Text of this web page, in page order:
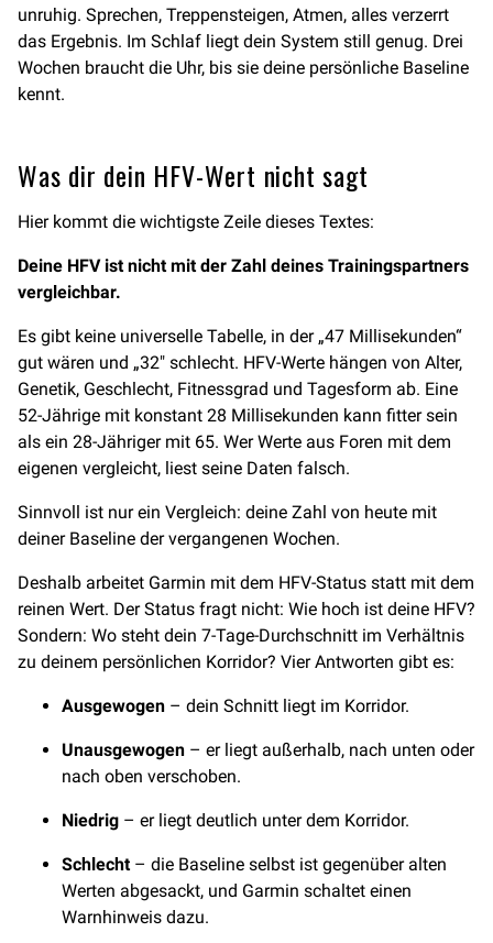
unruhig. Sprechen, Treppensteigen, Atmen, alles verzerrt
das Ergebnis. Im Schlaf liegt dein System still genug. Drei
Wochen braucht die Uhr, bis sie deine persönliche Baseline
kennt.
Was dir dein HFV-Wert nicht sagt
Hier kommt die wichtigste Zeile dieses Textes:
Deine HFV ist nicht mit der Zahl deines Trainingspartners
vergleichbar.
Es gibt keine universelle Tabelle, in der „47 Millisekunden“
gut wären und „32″ schlecht. HFV-Werte hängen von Alter,
Genetik, Geschlecht, Fitnessgrad und Tagesform ab. Eine
52-Jährige mit konstant 28 Millisekunden kann fitter sein
als ein 28-Jähriger mit 65. Wer Werte aus Foren mit dem
eigenen vergleicht, liest seine Daten falsch.
Sinnvoll ist nur ein Vergleich: deine Zahl von heute mit
deiner Baseline der vergangenen Wochen.
Deshalb arbeitet Garmin mit dem HFV-Status statt mit dem
reinen Wert. Der Status fragt nicht: Wie hoch ist deine HFV?
Sondern: Wo steht dein 7-Tage-Durchschnitt im Verhältnis
zu deinem persönlichen Korridor? Vier Antworten gibt es:
Ausgewogen – dein Schnitt liegt im Korridor.
Unausgewogen – er liegt außerhalb, nach unten oder
nach oben verschoben.
Niedrig – er liegt deutlich unter dem Korridor.
Schlecht – die Baseline selbst ist gegenüber alten
Werten abgesackt, und Garmin schaltet einen
Warnhinweis dazu.